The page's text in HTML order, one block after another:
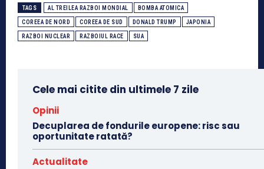
TAGS AL TREILEA RAZBOI MONDIAL BOMBA ATOMICA
COREEA DE NORD COREEA DE SUD DONALD TRUMP JAPONIA
RAZBOI NUCLEAR RAZBOIUL RACE SUA
Cele mai citite din ultimele 7 zile
Opinii
Decuplarea de fondurile europene: risc sau
oportunitate ratată?
Actualitate